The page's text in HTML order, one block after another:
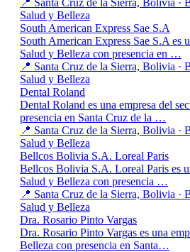
📍 Santa Cruz de la Sierra, Bolivia ·
Salud y Belleza
South American Express Sae S.A
South American Express Sae S.A es
Salud y Belleza con presencia en …
📍 Santa Cruz de la Sierra, Bolivia ·
Salud y Belleza
Dental Roland
Dental Roland es una empresa del
presencia en Santa Cruz de la …
📍 Santa Cruz de la Sierra, Bolivia ·
Salud y Belleza
Bellcos Bolivia S.A. Loreal Paris
Bellcos Bolivia S.A. Loreal Paris es
Salud y Belleza con presencia …
📍 Santa Cruz de la Sierra, Bolivia ·
Salud y Belleza
Dra. Rosario Pinto Vargas
Dra. Rosario Pinto Vargas es una
Belleza con presencia en Santa…